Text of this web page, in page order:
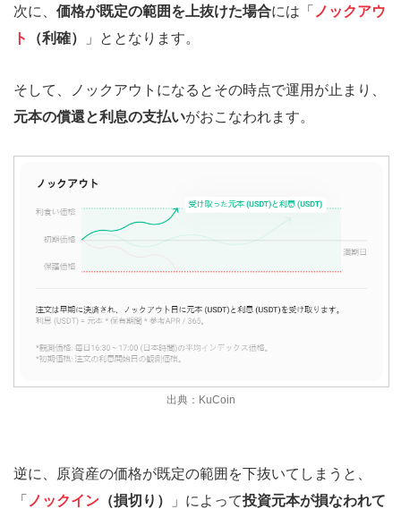
次に、 価格が既定の範囲を上抜けた場合には「 ノックアウ
ト
（利確） 」ととなります。
そして、ノックアウトになるとその時点で運用が止まり、
元本の償還と利息の支払いがおこなわれます。
出典：KuCoin
逆に、原資産の価格が既定の範囲を下抜いてしまうと、
「 ノックイン （損切り） 」によって投資元本が損なわれて